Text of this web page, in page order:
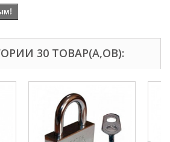
30 ТОВАР(А,ОВ):